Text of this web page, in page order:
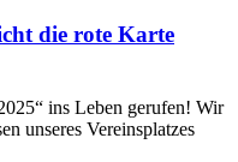
die rote Karte
ins Leben gerufen! Wir
unseres Vereinsplatzes